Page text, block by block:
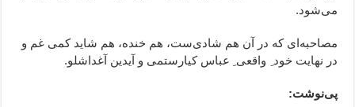
می‌شود.
مصاحبه‌ای که در آن هم شادی‌ست، هم خنده، هم شاید کمی غم و
در نهایت خود ِ واقعی ِ عباس کیارستمی و آیدین آغداشلو.
پی‌نوشت: